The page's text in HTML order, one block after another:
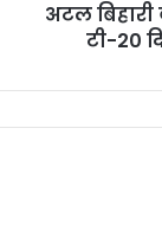
अटल बिहारी
टी-20